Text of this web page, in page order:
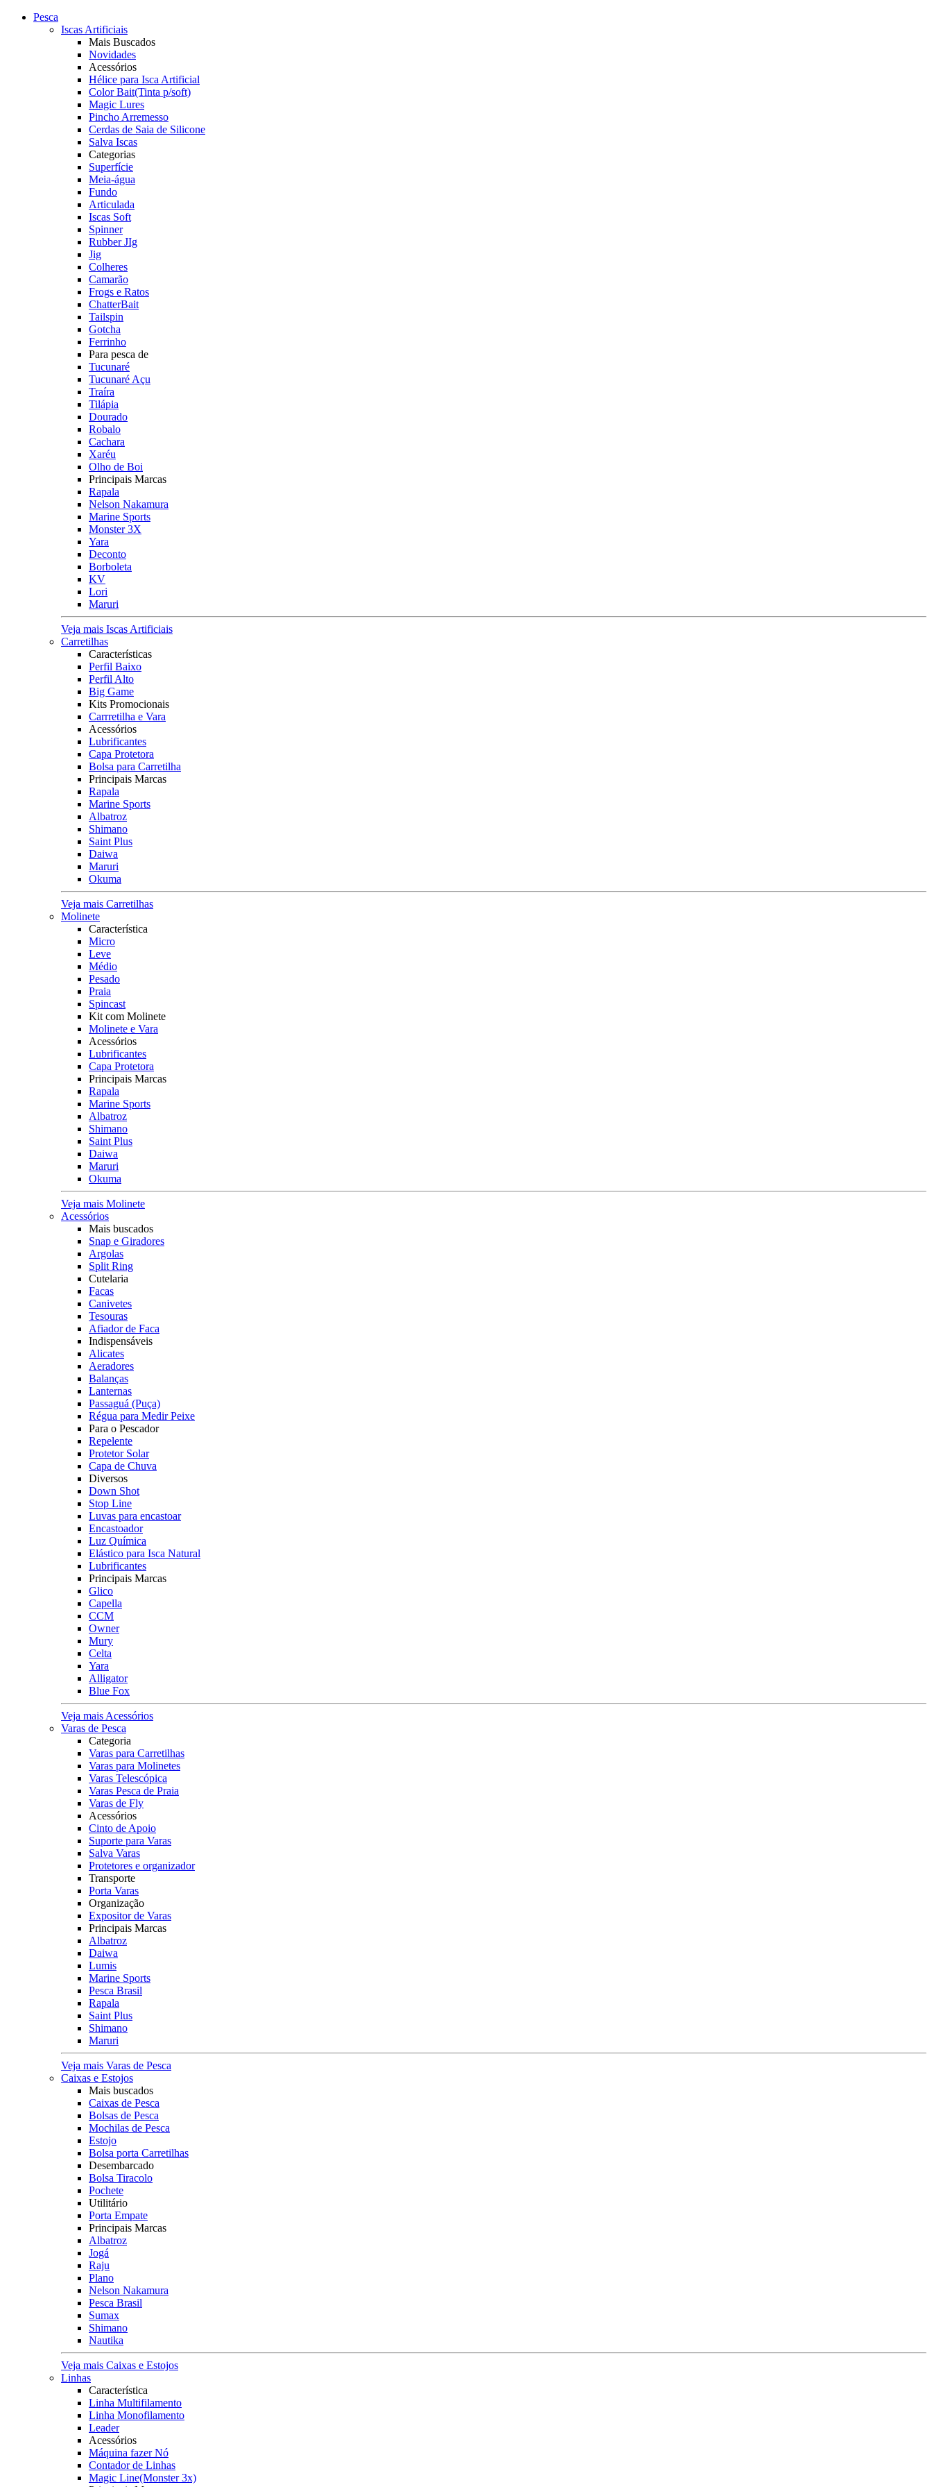
Pesca
Iscas Artificiais
Mais Buscados
Novidades
Acessórios
Hélice para Isca Artificial
Color Bait(Tinta p/soft)
Magic Lures
Pincho Arremesso
Cerdas de Saia de Silicone
Salva Iscas
Categorias
Superfície
Meia-água
Fundo
Articulada
Iscas Soft
Spinner
Rubber JIg
Jig
Colheres
Camarão
Frogs e Ratos
ChatterBait
Tailspin
Gotcha
Ferrinho
Para pesca de
Tucunaré
Tucunaré Açu
Traíra
Tilápia
Dourado
Robalo
Cachara
Xaréu
Olho de Boi
Principais Marcas
Rapala
Nelson Nakamura
Marine Sports
Monster 3X
Yara
Deconto
Borboleta
KV
Lori
Maruri
Veja mais Iscas Artificiais
Carretilhas
Características
Perfil Baixo
Perfil Alto
Big Game
Kits Promocionais
Carrretilha e Vara
Acessórios
Lubrificantes
Capa Protetora
Bolsa para Carretilha
Principais Marcas
Rapala
Marine Sports
Albatroz
Shimano
Saint Plus
Daiwa
Maruri
Okuma
Veja mais Carretilhas
Molinete
Característica
Micro
Leve
Médio
Pesado
Praia
Spincast
Kit com Molinete
Molinete e Vara
Acessórios
Lubrificantes
Capa Protetora
Principais Marcas
Rapala
Marine Sports
Albatroz
Shimano
Saint Plus
Daiwa
Maruri
Okuma
Veja mais Molinete
Acessórios
Mais buscados
Snap e Giradores
Argolas
Split Ring
Cutelaria
Facas
Canivetes
Tesouras
Afiador de Faca
Indispensáveis
Alicates
Aeradores
Balanças
Lanternas
Passaguá (Puça)
Régua para Medir Peixe
Para o Pescador
Repelente
Protetor Solar
Capa de Chuva
Diversos
Down Shot
Stop Line
Luvas para encastoar
Encastoador
Luz Química
Elástico para Isca Natural
Lubrificantes
Principais Marcas
Glico
Capella
CCM
Owner
Mury
Celta
Yara
Alligator
Blue Fox
Veja mais Acessórios
Varas de Pesca
Categoria
Varas para Carretilhas
Varas para Molinetes
Varas Telescópica
Varas Pesca de Praia
Varas de Fly
Acessórios
Cinto de Apoio
Suporte para Varas
Salva Varas
Protetores e organizador
Transporte
Porta Varas
Organização
Expositor de Varas
Principais Marcas
Albatroz
Daiwa
Lumis
Marine Sports
Pesca Brasil
Rapala
Saint Plus
Shimano
Maruri
Veja mais Varas de Pesca
Caixas e Estojos
Mais buscados
Caixas de Pesca
Bolsas de Pesca
Mochilas de Pesca
Estojo
Bolsa porta Carretilhas
Desembarcado
Bolsa Tiracolo
Pochete
Utilitário
Porta Empate
Principais Marcas
Albatroz
Jogá
Raju
Plano
Nelson Nakamura
Pesca Brasil
Sumax
Shimano
Nautika
Veja mais Caixas e Estojos
Linhas
Característica
Linha Multifilamento
Linha Monofilamento
Leader
Acessórios
Máquina fazer Nó
Contador de Linhas
Magic Line(Monster 3x)